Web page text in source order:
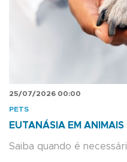
25/07/2026 00:00
PETS
EUTANÁSIA EM ANIMAIS
Saiba quando é